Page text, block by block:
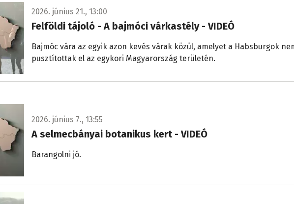
2026. június 21., 13:00
Felföldi tájoló - A bajmóci várkastély - VIDEÓ
Bajmóc vára az egyik azon kevés várak közül, amelyet a Habsburgok
pusztítottak el az egykori Magyarország területén.
2026. június 7., 13:55
A selmecbányai botanikus kert - VIDEÓ
Barangolni jó.